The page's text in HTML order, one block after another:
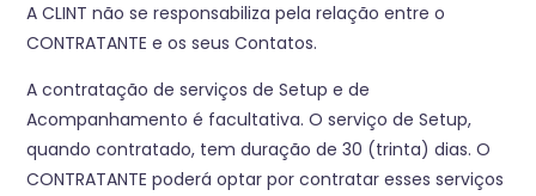
A CLINT não se responsabiliza pela relação entre o
CONTRATANTE e os seus Contatos.
A contratação de serviços de Setup e de
Acompanhamento é facultativa. O serviço de Setup,
quando contratado, tem duração de 30 (trinta) dias. O
CONTRATANTE poderá optar por contratar esses serviços